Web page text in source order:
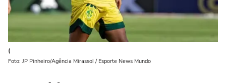
(
Foto: JP Pinheiro/Agência Mirassol / Esporte News Mundo